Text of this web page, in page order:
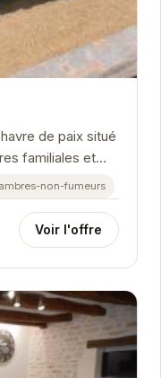
de paix situé
familiales et
un confort...
non-fumeurs
Voir l'offre